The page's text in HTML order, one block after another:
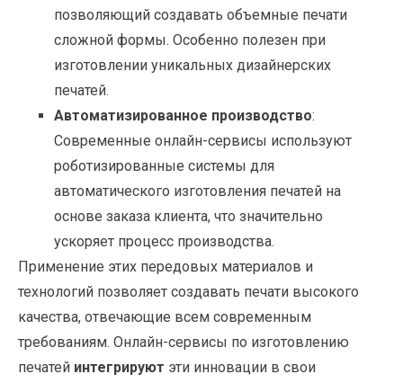
позволяющий создавать объемные печати
сложной формы. Особенно полезен при
изготовлении уникальных дизайнерских
печатей.
Автоматизированное производство:
Современные онлайн-сервисы используют
роботизированные системы для
автоматического изготовления печатей на
основе заказа клиента, что значительно
ускоряет процесс производства.
Применение этих передовых материалов и
технологий позволяет создавать печати высокого
качества, отвечающие всем современным
требованиям. Онлайн-сервисы по изготовлению
печатей интегрируют эти инновации в свои